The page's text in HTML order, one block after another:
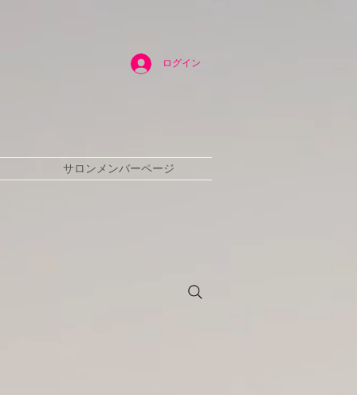
ログイン
サロンメンバーページ